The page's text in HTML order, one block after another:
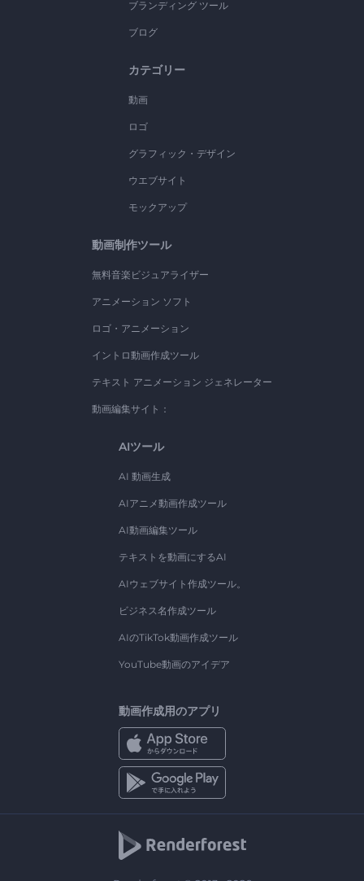
ブランディング ツール
ブログ
カテゴリー
動画
ロゴ
グラフィック・デザイン
ウエブサイト
モックアップ
動画制作ツール
無料音楽ビジュアライザー
アニメーション ソフト
ロゴ・アニメーション
イントロ動画作成ツール
テキスト アニメーション ジェネレーター
動画編集サイト：
AIツール
AI 動画生成
AIアニメ動画作成ツール
AI動画編集ツール
テキストを動画にするAI
AIウェブサイト作成ツール。
ビジネス名作成ツール
AIのTikTok動画作成ツール
YouTube動画のアイデア
動画作成用のアプリ